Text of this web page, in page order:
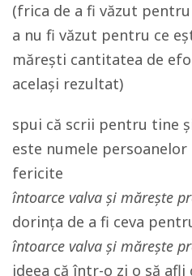
(frica de a fi văzut
a nu fi văzut pentru ce
mărești cantitatea de
același rezultat)
spui că scrii pentru tine
este numele
fericite
întoarce valva și mărește
dorința de a fi ceva
întoarce valva și mărește
ideea că într-o zi o să afli